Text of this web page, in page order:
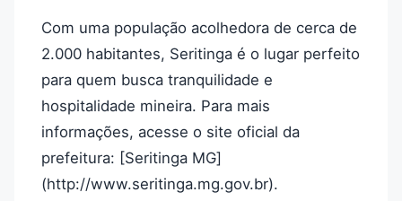
Com uma população acolhedora de cerca de
2.000 habitantes, Seritinga é o lugar perfeito
para quem busca tranquilidade e
hospitalidade mineira. Para mais
informações, acesse o site oficial da
prefeitura: [Seritinga MG]
(http://www.seritinga.mg.gov.br).